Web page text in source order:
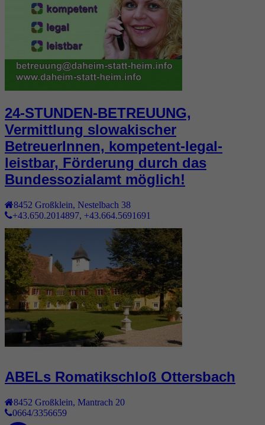
24-STUNDEN-BETREUUNG,
Vermittlung slowakischer
BetreuerInnen, kompetent-legal-
leistbar, Förderung durch das
Bundessozialamt möglich!
8452 Großklein Nestelbach 38
+43.650.2014897, +43.664.5691691
ABELs Romatikschloß Ottersbach
8452 Großklein Mantrach 20
0664/3356659